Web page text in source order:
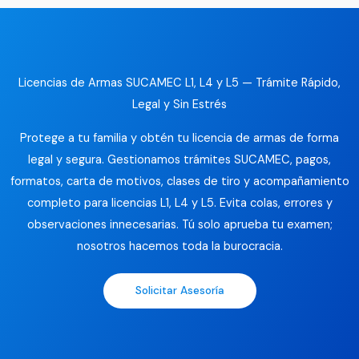
Licencias de Armas SUCAMEC L1, L4 y L5 — Trámite Rápido,
Legal y Sin Estrés
Protege a tu familia y obtén tu licencia de armas de forma
legal y segura. Gestionamos trámites SUCAMEC, pagos,
formatos, carta de motivos, clases de tiro y acompañamiento
completo para licencias L1, L4 y L5. Evita colas, errores y
observaciones innecesarias. Tú solo aprueba tu examen;
nosotros hacemos toda la burocracia.
Solicitar Asesoría